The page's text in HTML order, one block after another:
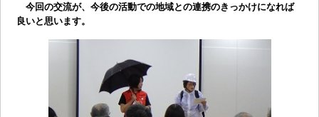
今回の交流が、今後の活動での地域との連携のきっかけになれば
良いと思います。